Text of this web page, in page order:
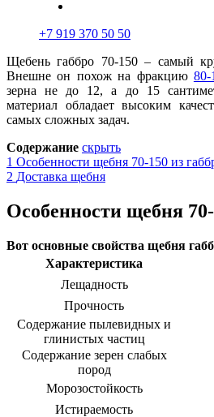
+7 919 370 50 50
Щебень габбро 70-150 – самый
Внешне он похож на фракцию 80-
зерна не до 12, а до 15
материал обладает высоким
самых сложных задач.
Содержание скрыть
1 Особенности щебня 70-150 из
2 Доставка щебня
Особенности щебня 70-
Вот основные свойства щебня
Характеристика
Лещадность
Прочность
Содержание пылевидных и
глинистых частиц
Содержание зерен слабых
пород
Морозостойкость
Истираемость